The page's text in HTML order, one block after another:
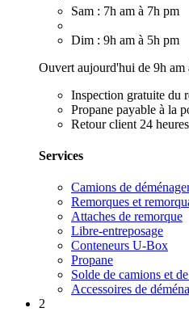
Sam : 7h am à 7h pm
Dim : 9h am à 5h pm
Ouvert aujourd'hui de 9h am
Inspection gratuite du
Propane payable à la
Retour client 24 heures
Services
Camions de
Remorques et
Attaches de remorque
Libre-entreposage
Conteneurs U-Box
Propane
Solde de camions et
Accessoires de
2